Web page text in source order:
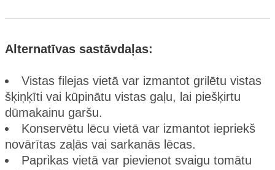
Alternatīvas sastāvdaļas:
Vistas filejas vietā var izmantot grilētu vistas
šķiņķīti vai kūpinātu vistas gaļu, lai piešķirtu
dūmakainu garšu.
Konservētu lēcu vietā var izmantot iepriekš
novārītas zaļās vai sarkanās lēcas.
Paprikas vietā var pievienot svaigu tomātu